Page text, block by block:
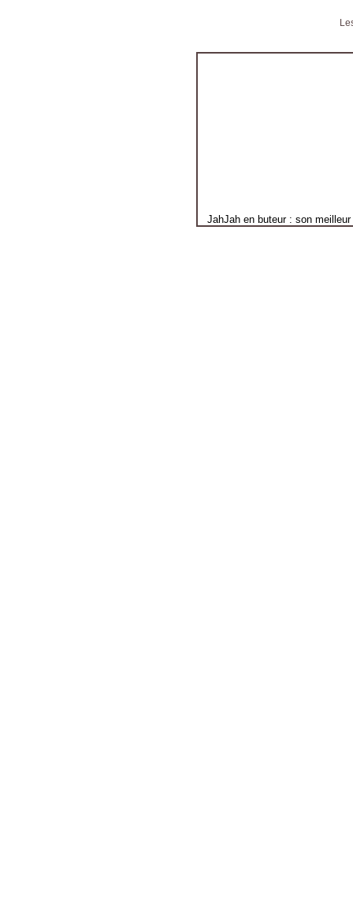
JahJah en buteur : son meilleur